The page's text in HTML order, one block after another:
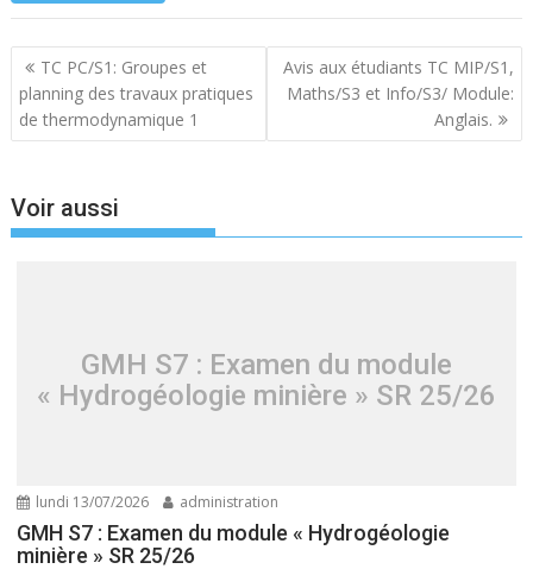
Navigation
de
l’article
TC PC/S1: Groupes et
planning des travaux pratiques
de thermodynamique 1
Avis aux étudiants TC MIP/S1,
Maths/S3 et Info/S3/ Module:
Anglais.
Voir aussi
GMH S7 : Examen du module
« Hydrogéologie minière » SR 25/26
lundi 13/07/2026 administration
GMH S7 : Examen du module « Hydrogéologie
minière » SR 25/26